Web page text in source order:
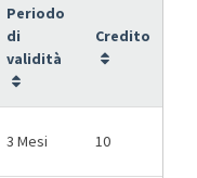
Periodo
di
validità
Credito
3 Mesi 10